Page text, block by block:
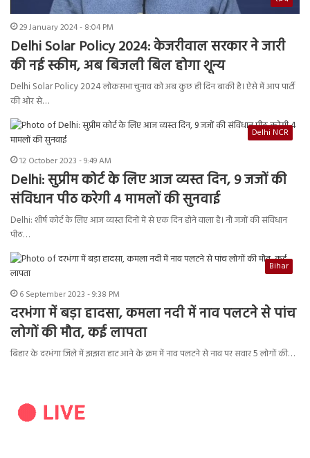
29 January 2024 - 8:04 PM
Delhi Solar Policy 2024: केजरीवाल सरकार ने जारी
की नई स्कीम, अब बिजली बिल होगा शून्य
Delhi Solar Policy 2024 लोकसभा चुनाव को अब कुछ ही दिन बाकी है। ऐसे में आप पार्टी
की ओर से…
Delhi NCR
12 October 2023 - 9:49 AM
Delhi: सुप्रीम कोर्ट के लिए आज व्यस्त दिन, 9 जजों की
संविधान पीठ करेगी 4 मामलों की सुनवाई
Delhi: शीर्ष कोर्ट के लिए आज व्यस्त दिनों में से एक दिन होने वाला है। नौ जजों की संविधान
पीठ…
Bihar
6 September 2023 - 9:38 PM
दरभंगा में बड़ा हादसा, कमला नदी में नाव पलटने से पांच
लोगों की मौत, कई लापता
बिहार के दरभंगा जिले में झझरा हाट आने के क्रम में नाव पलटने से नाव पर सवार 5 लोगों की…